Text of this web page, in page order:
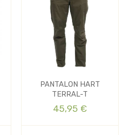
PANTALON HART
TERRAL-T
45,95 €